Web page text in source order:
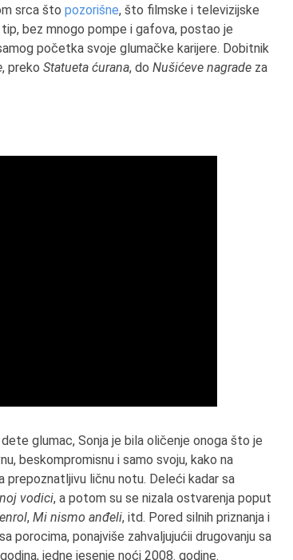
srca što pozorišne, što filmske i televizijske
bez mnogo pompe i gafova, postao je
početka svoje glumačke karijere. Dobitnik
, preko Statueta ćurana, do Nušićeve nagrade za
glumac, Sonja je bila oličenje onoga što je
beskompromisnu i samo svoju, kako na
prepoznatljivu ličnu notu. Deleći kadar sa
vodici, a potom su se nizala ostvarenja poput
, Mi nismo anđeli, itd. Pored silnih priznanja i
porocima, ponajviše zahvaljujućii drugovanju sa
jedne jesenje noći 2008. godine.